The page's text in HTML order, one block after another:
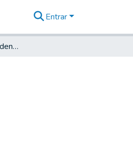
Entrar
Para o Ajudante das Ordens, que se acha em Parnaguá